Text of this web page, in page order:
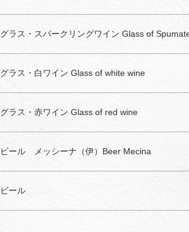
グラス・スパークリングワイン Glass of
グラス・白ワイン Glass of white wine
グラス・赤ワイン Glass of red wine
ビール メッシーナ（伊）Beer Mecina
ビール